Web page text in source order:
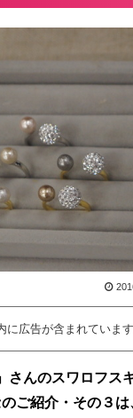
に広告が含まれています
んのスワロフス
ご紹介・その３